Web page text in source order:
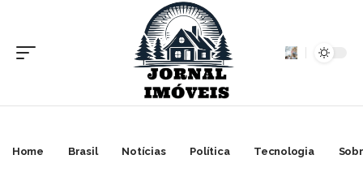
Home Brasil Notícias Política Tecnologia